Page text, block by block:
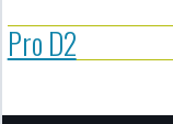
Pro D2